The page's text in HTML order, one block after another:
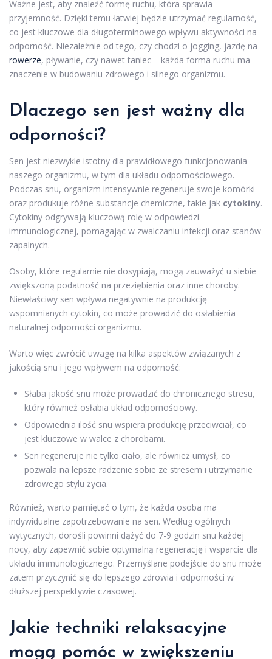
Ważne jest, aby znaleźć formę ruchu, która sprawia
przyjemność. Dzięki temu łatwiej będzie utrzymać regularność,
co jest kluczowe dla długoterminowego wpływu aktywności na
odporność. Niezależnie od tego, czy chodzi o jogging, jazdę na
rowerze, pływanie, czy nawet taniec – każda forma ruchu ma
znaczenie w budowaniu zdrowego i silnego organizmu.
Dlaczego sen jest ważny dla
odporności?
Sen jest niezwykle istotny dla prawidłowego funkcjonowania
naszego organizmu, w tym dla układu odpornościowego.
Podczas snu, organizm intensywnie regeneruje swoje komórki
oraz produkuje różne substancje chemiczne, takie jak cytokiny.
Cytokiny odgrywają kluczową rolę w odpowiedzi
immunologicznej, pomagając w zwalczaniu infekcji oraz stanów
zapalnych.
Osoby, które regularnie nie dosypiają, mogą zauważyć u siebie
zwiększoną podatność na przeziębienia oraz inne choroby.
Niewłaściwy sen wpływa negatywnie na produkcję
wspomnianych cytokin, co może prowadzić do osłabienia
naturalnej odporności organizmu.
Warto więc zwrócić uwagę na kilka aspektów związanych z
jakością snu i jego wpływem na odporność:
Słaba jakość snu może prowadzić do chronicznego stresu,
który również osłabia układ odpornościowy.
Odpowiednia ilość snu wspiera produkcję przeciwciał, co
jest kluczowe w walce z chorobami.
Sen regeneruje nie tylko ciało, ale również umysł, co
pozwala na lepsze radzenie sobie ze stresem i utrzymanie
zdrowego stylu życia.
Również, warto pamiętać o tym, że każda osoba ma
indywidualne zapotrzebowanie na sen. Według ogólnych
wytycznych, dorośli powinni dążyć do 7-9 godzin snu każdej
nocy, aby zapewnić sobie optymalną regenerację i wsparcie dla
układu immunologicznego. Przemyślane podejście do snu może
zatem przyczynić się do lepszego zdrowia i odporności w
dłuższej perspektywie czasowej.
Jakie techniki relaksacyjne
mogą pomóc w zwiększeniu